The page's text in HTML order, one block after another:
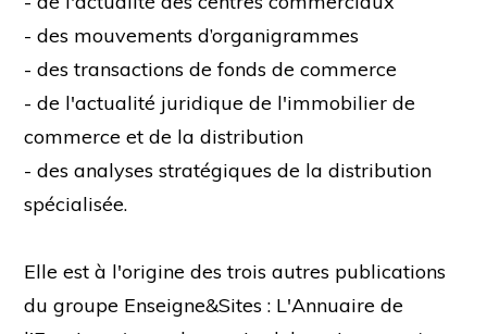
- des mouvements d’organigrammes
- des transactions de fonds de commerce
- de l'actualité juridique de l'immobilier de
commerce et de la distribution
- des analyses stratégiques de la distribution
spécialisée.
Elle est à l'origine des trois autres publications
du groupe Enseigne&Sites : L'Annuaire de